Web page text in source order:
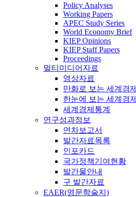
Policy Analyses
Working Papers
APEC Study Series
World Economy Brief
KIEP Opinions
KIEP Staff Papers
Proceedings
멀티미디어자료
영상자료
만화로 보는 세계경제
한눈에 보는 세계경제
세계경제통계
연구성과정보
연차보고서
발간자료목록
인포카드
국가정책기여현황
발간물안내
구 발간자료
EAER(영문학술지)